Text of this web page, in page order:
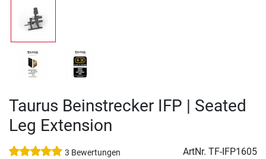
Taurus Beinstrecker IFP | Seated
Leg Extension
3 Bewertungen ArtNr. TF-IFP1605